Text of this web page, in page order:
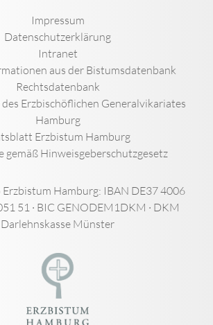
Impressum
Datenschutzerklärung
Intranet
aus der Bistumsdatenbank
Rechtsdatenbank
Erzbischöflichen Generalvikariates
Hamburg
Erzbistum Hamburg
gemäß Hinweisgeberschutzgesetz
Hamburg: IBAN DE37 4006
51 · BIC GENODEM1DKM · DKM
Darlehnskasse Münster